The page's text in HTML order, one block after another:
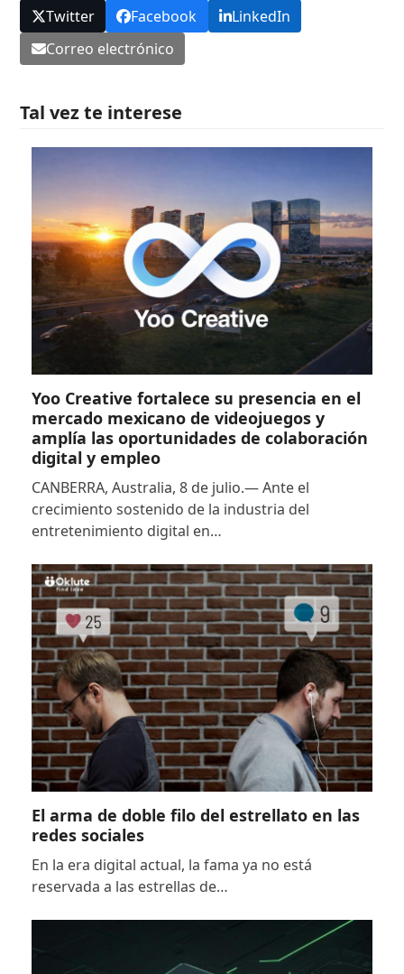
Twitter Facebook
LinkedIn
Correo electrónico
Tal vez te interese
Yoo Creative fortalece su presencia en el
mercado mexicano de videojuegos y
amplía las oportunidades de colaboración
digital y empleo
CANBERRA, Australia, 8 de julio.— Ante el
crecimiento sostenido de la industria del
entretenimiento digital en…
El arma de doble filo del estrellato en las
redes sociales
En la era digital actual, la fama ya no está
reservada a las estrellas de…